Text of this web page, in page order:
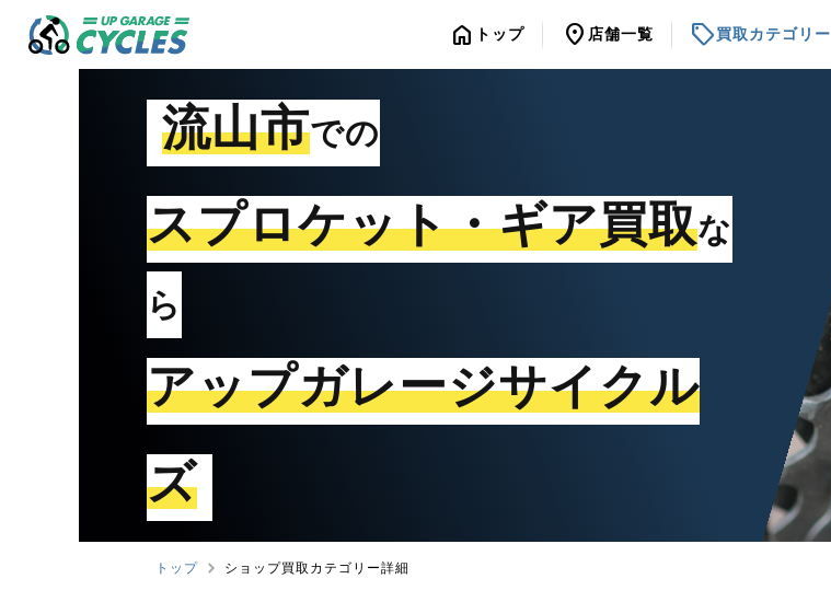
home トップ location_on 店舗一覧 sell買取カテゴリー
流山市での
スプロケット・ギア買取な
ら
アップガレージサイクル
ズ
トップ ショップ買取カテゴリー詳細